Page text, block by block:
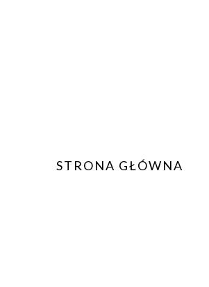
STRONA GŁÓWNA